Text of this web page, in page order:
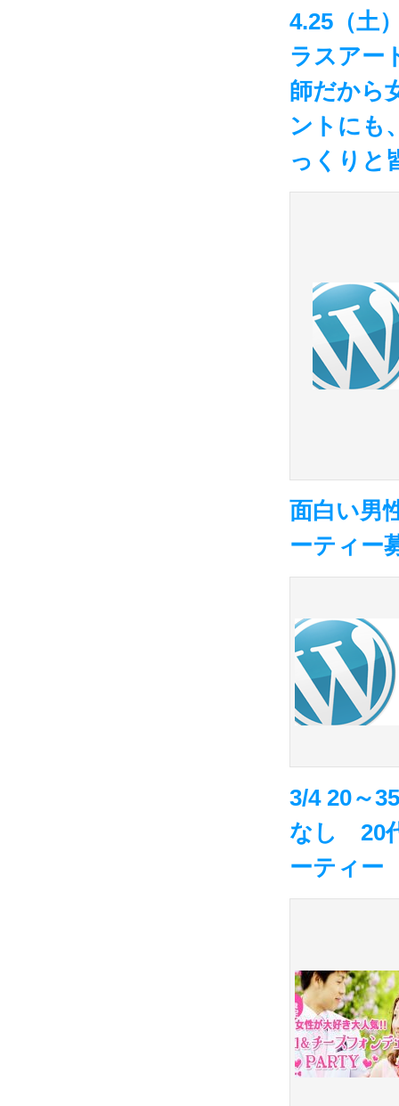
4.25（土
ラスアー
師だから
ントにも
っくりと
面白い男
ーティー
3/4 20～
なし 20
ーティー